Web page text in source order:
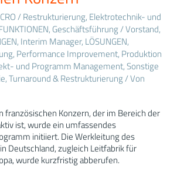
CRO / Restrukturierung, Elektrotechnik- und
, Geschäftsführung / Vorstand,
, Interim Manager, LÖSUNGEN,
, Performance Improvement, Produktion
und Programm Management,Sonstige
,Turnaround & Restrukturierung/ Von
französischen Konzern, der im Bereich der
ist, wurde ein umfassendes
initiiert. Die Werkleitung des
Deutschland, zugleich Leitfabrik für
wurde kurzfristig abberufen.